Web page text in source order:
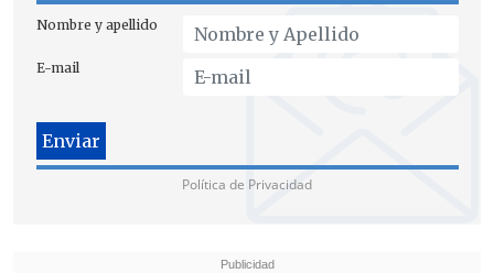
Nombre y apellido
E-mail
Política de Privacidad